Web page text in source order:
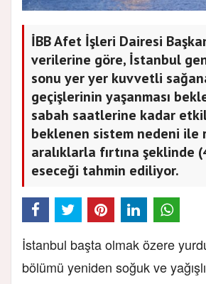
İBB Afet İşleri Dairesi
verilerine göre, İstanbul
sonu yer yer kuvvetli
geçişlerinin yaşanması
sabah saatlerine kadar
beklenen sistem nedeni ile
aralıklarla fırtına şeklinde
eseceği tahmin ediliyor.
İstanbul başta olmak özere
bölümü yeniden soğuk ve